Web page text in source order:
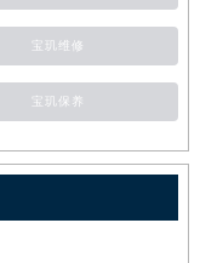
江苏省扬州市邗江区国展路29号星耀天地写字楼1号楼18层1803室宝玑售后服务中心（需提前预约）
务中心（需提前预约）
务中心（需提前预约）
中心（需提前预约）
江西省吉安市吉州区井冈山大道宝玑售后服务中心（需提前预约）
宝玑维修
宝玑保养